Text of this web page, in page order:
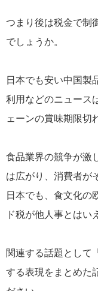
つまり後は税金で制
でしょうか。
日本でも安い中国製
利用などのニュース
ェーンの賞味期限切
食品業界の競争が激
は広がり、消費者が
日本でも、食文化の
ド税が他人事とはい
関連する話題として
する表現をまとめた